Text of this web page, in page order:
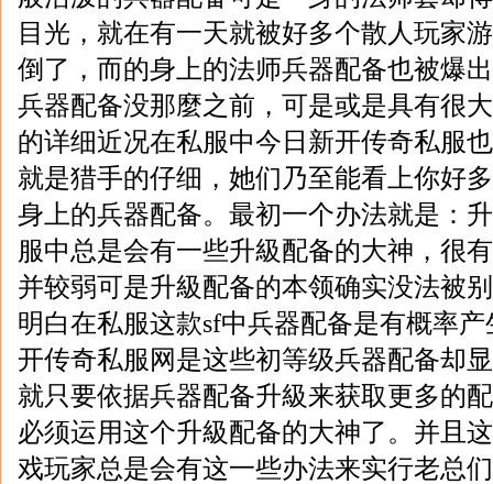
目光，就在有一天就被好多个散人玩家
倒了，而的身上的法师兵器配备也被爆
兵器配备没那麼之前，可是或是具有很
的详细近况在私服中今日新开传奇私服
就是猎手的仔细，她们乃至能看上你好
身上的兵器配备。最初一个办法就是：
服中总是会有一些升級配备的大神，很
并较弱可是升級配备的本领确实没法被
明白在私服这款sf中兵器配备是有概率
开传奇私服网是这些初等级兵器配备却
就只要依据兵器配备升級来获取更多的
必须运用这个升級配备的大神了。并且
戏玩家总是会有这一些办法来实行老总